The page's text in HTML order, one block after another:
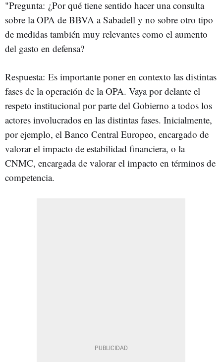
"Pregunta: ¿Por qué tiene sentido hacer una consulta
sobre la OPA de BBVA a Sabadell y no sobre otro tipo
de medidas también muy relevantes como el aumento
del gasto en defensa?
Respuesta: Es importante poner en contexto las distintas
fases de la operación de la OPA. Vaya por delante el
respeto institucional por parte del Gobierno a todos los
actores involucrados en las distintas fases. Inicialmente,
por ejemplo, el Banco Central Europeo, encargado de
valorar el impacto de estabilidad financiera, o la
CNMC, encargada de valorar el impacto en términos de
competencia.